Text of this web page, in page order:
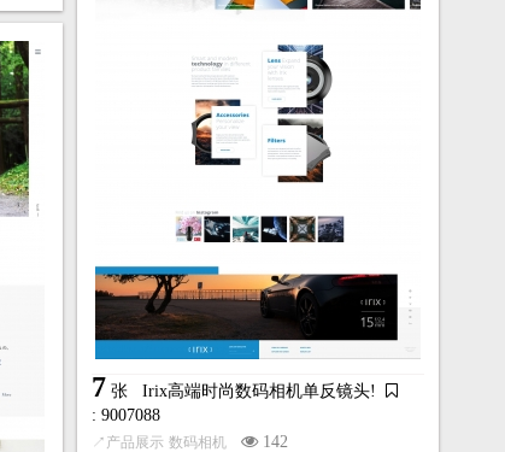
7 张 Irix高端时尚数码相机单反镜头!
: 9007088
↗ 产品展示 数码相机 142